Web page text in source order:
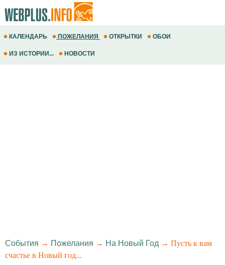
КАЛЕНДАРЬ ПОЖЕЛАНИЯ ОТКРЫТКИ ОБОИ
ИЗ ИСТОРИИ... НОВОСТИ
События → Пожелания → На Новый Год → Пусть к вам
счастье в Новый год...